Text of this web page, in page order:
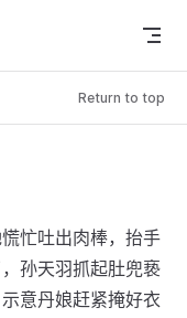
Return to top
忙吐出肉棒，抬手
孙天羽抓起肚兜亵
意丹娘赶紧掩好衣